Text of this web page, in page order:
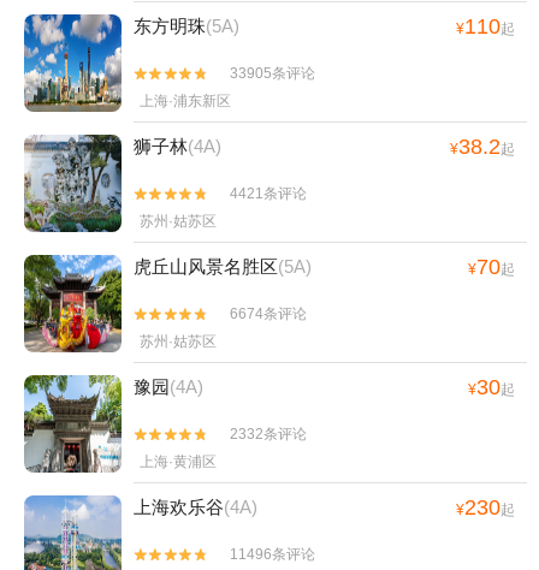
东方明珠(5A) ¥110起


33905条评论
上海·浦东新区
狮子林(4A) ¥38.2起


4421条评论
苏州·姑苏区
虎丘山风景名胜区(5A) ¥70起


6674条评论
苏州·姑苏区
豫园(4A) ¥30起


2332条评论
上海·黄浦区
上海欢乐谷(4A) ¥230起

 11496条评论